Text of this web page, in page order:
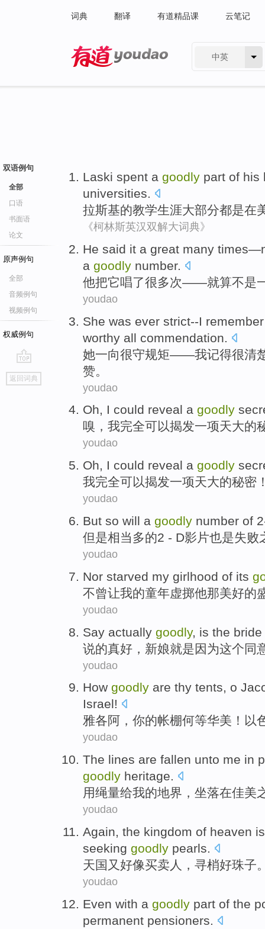
词典 翻译 有道精品课 云笔记
中英
双语例句
全部
口语
书面语
论文
原声例句
全部
音频例句
视频例句
权威例句
go
top
返回词典
Laski spent a goodly part of his
universities.
拉斯基的教学生涯大部分都是在
《柯林斯英汉双解大词典》
He said it a great many times—
a goodly number.
他把它唱了很多次——就算不是
youdao
She was ever strict--I remember
worthy all commendation
她一向很守规矩——我记得很清
赞。
youdao
Oh, I could reveal a goodly
嗅 ， 我完全可以揭发一项天大的
youdao
Oh, I could reveal a goodly
我完全可以揭发一项天大的秘密
youdao
But so will a goodly number of
但是相当 多的2 - D影片也是失败
youdao
Nor starved my girlhood of its
不曾让我的童年虚掷他那美好的
youdao
Say actually goodly, is the bride
说的真好 ， 新娘就是因为这个同
youdao
How goodly are thy tents, o
Israel!
雅各阿 ， 你的帐棚何等华美 ！ 以
youdao
The lines are fallen unto me in
goodly heritage.
用绳量给我的地界 ，坐落在佳美
youdao
Again, the kingdom of heaven
seeking goodly pearls.
天国 又 好像买卖人 ， 寻梢好珠子
youdao
Even with a goodly part of the
permanent pensioners.